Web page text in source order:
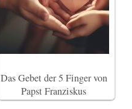
Das Gebet der 5 Finger von
Papst Franziskus